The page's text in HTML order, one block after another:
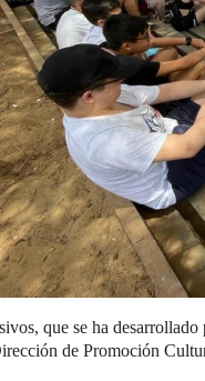
que se ha
de Promoción